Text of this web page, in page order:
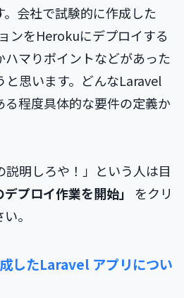
。会社で試験的に作成した
ンをHerokuにデプロイする
マりポイントなどがあった
と思います。どんなLaravel
る程度具体的な要件の定義か
説明しろや！」という人は目
プロイ作業を開始」
をクリ
。
したLaravel アプリについ